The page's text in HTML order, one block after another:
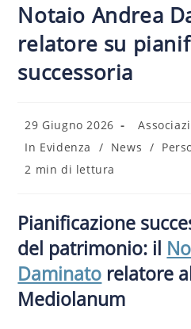
Notaio Andrea
relatore su
successoria
29 Giugno 2026
In Evidenza
/ News /
2 min di lettura
Pianificazione
del patrimonio: il
Daminato relatore
Mediolanum